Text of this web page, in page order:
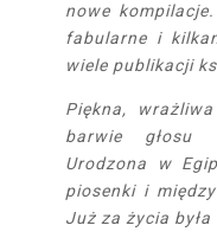
nowe
fabularne i
wiele publikacji
Piękna,
barwie głosu
Urodzona w
piosenki i
Już za życia była